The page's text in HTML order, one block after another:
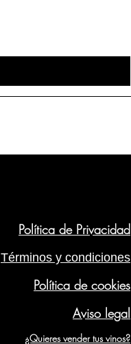
Política de Privacidad
Términos y condiciones
Política de cookies
Aviso legal
¿Quieres vender tus vinos?